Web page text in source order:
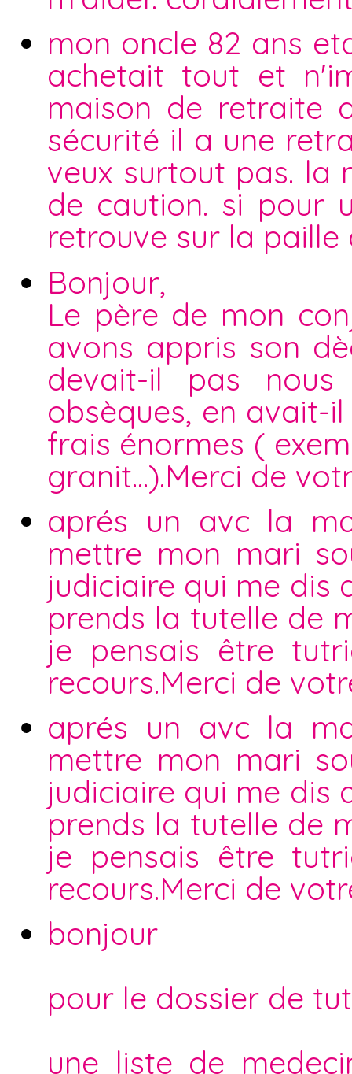
mon oncle 82 ans
achetait tout et
maison de retraite
sécurité il a une
veux surtout pas. la
de caution. si pour
retrouve sur la
Bonjour,
Le père de mon
avons appris son
devait-il pas
obsèques, en avait-
frais énormes (
granit...).Merci de
aprés un avc la
mettre mon mari
judiciaire qui me dis
prends la tutelle de
je pensais être
recours.Merci de
aprés un avc la
mettre mon mari
judiciaire qui me dis
prends la tutelle de
je pensais être
recours.Merci de
bonjour
pour le dossier de
une liste de